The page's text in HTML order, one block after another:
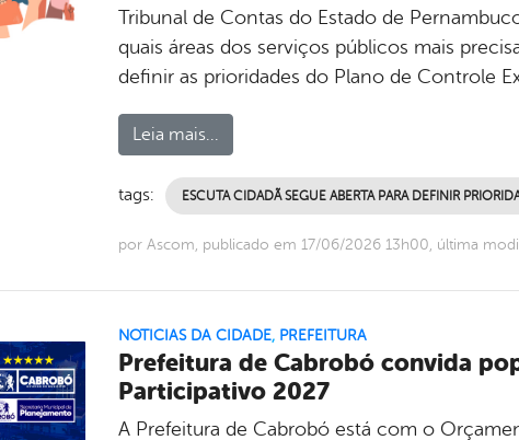
Tribunal de Contas do Estado de
quais áreas dos serviços públicos mais
definir as prioridades do Plano de Controle
Leia mais...
tags: ESCUTA CIDADÃ SEGUE ABERTA PARA DEFINIR
por Ascom, publicado em 17/06/2026 13h00, última
NOTICIAS DA CIDADE, PREFEITURA
Prefeitura de Cabrobó convida
Participativo 2027
A Prefeitura de Cabrobó está com o